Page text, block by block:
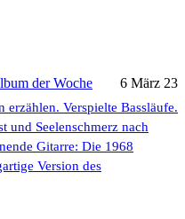
der Woche 6 März 23
erzählen. Verspielte Bassläufe.
und Seelenschmerz nach
Gitarre: Die 1968
Version des